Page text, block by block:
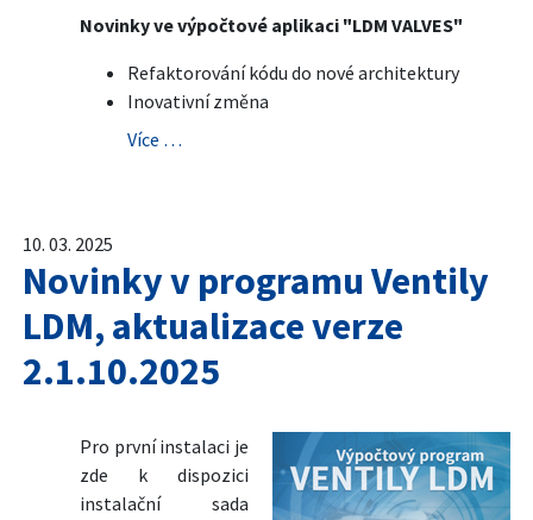
Novinky ve výpočtové aplikaci "LDM VALVES"
Refaktorování kódu do nové architektury
Inovativní změna
Více …
10. 03. 2025
Novinky v programu Ventily
LDM, aktualizace verze
2.1.10.2025
Pro první instalaci je
zde k dispozici
instalační sada